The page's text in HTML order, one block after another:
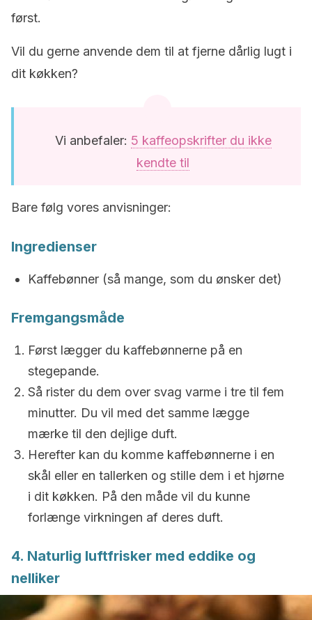
først.
Vil du gerne anvende dem til at fjerne dårlig lugt i
dit køkken?
Vi anbefaler: 5 kaffeopskrifter du ikke
kendte til
Bare følg vores anvisninger:
Ingredienser
Kaffebønner (så mange, som du ønsker det)
Fremgangsmåde
Først lægger du kaffebønnerne på en
stegepande.
Så rister du dem over svag varme i tre til fem
minutter. Du vil med det samme lægge
mærke til den dejlige duft.
Herefter kan du komme kaffebønnerne i en
skål eller en tallerken og stille dem i et hjørne
i dit køkken. På den måde vil du kunne
forlænge virkningen af deres duft.
4. Naturlig luftfrisker med eddike og
nelliker